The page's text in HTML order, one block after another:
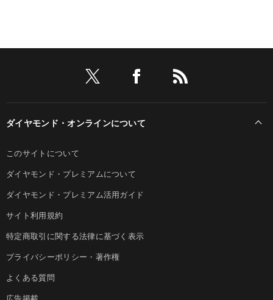
ダイヤモンド・オンラインについて
このサイトについて
ダイヤモンド・プレミアムについて
ダイヤモンド・プレミアム活用ガイド
サイト利用規約
特定商取引に関する法律に基づく表示
プライバシーポリシー・著作権
よくある質問